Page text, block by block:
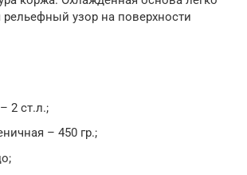
рельефный узор на поверхности
2 ст.л.;
– 450 гр.;